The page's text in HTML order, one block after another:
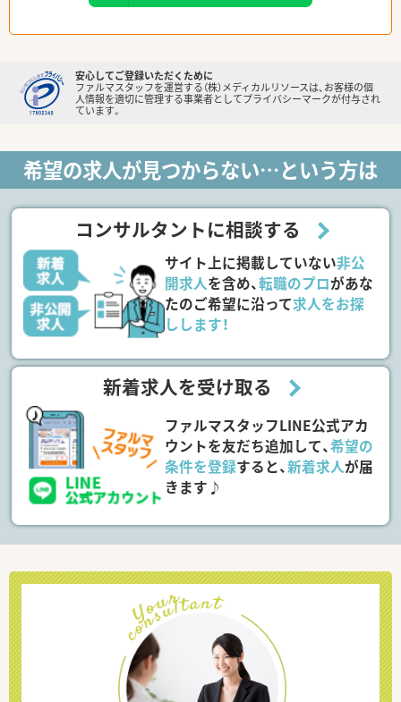
安心してご登録いただくために
ファルマスタッフを運営する（株）メディカルリソースは、お客様の個
人情報を適切に管理する事業者としてプライバシーマークが付与され
ています。
希望の求人が見つからない…という方は
コンサルタントに相談する
サイト上に掲載していない非公
開求人を含め、転職のプロがあな
たのご希望に沿って求人をお探
しします！
新着求人を受け取る
ファルマスタッフLINE公式アカ
ウントを友だち追加して、希望の
条件を登録すると、新着求人が届
きます♪